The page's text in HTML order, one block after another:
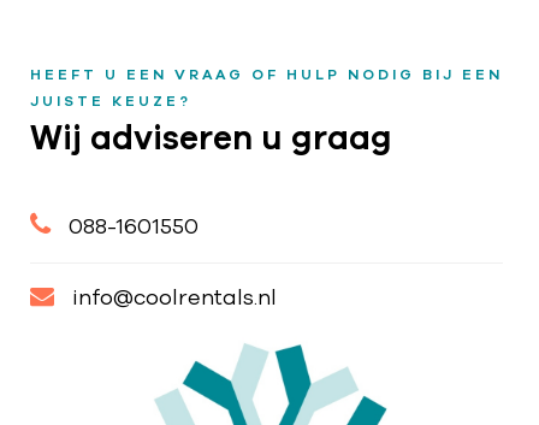
HEEFT U EEN VRAAG OF HULP NODIG BIJ EEN
JUISTE KEUZE?
Wij adviseren u graag
088-1601550
info@coolrentals.nl